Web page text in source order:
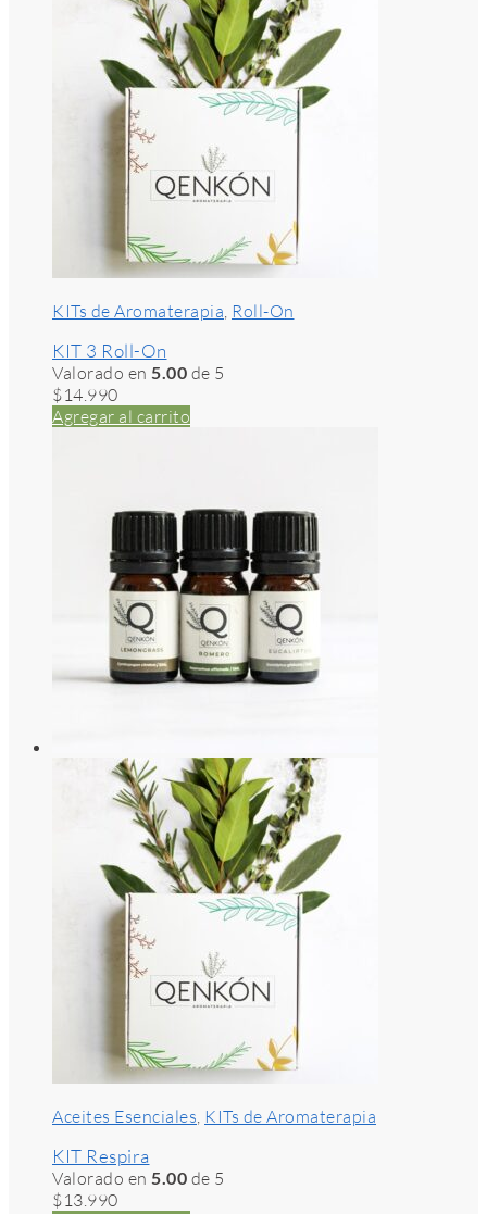
KITs de Aromaterapia, Roll-On
KIT 3 Roll-On
Valorado en 5.00 de 5
$14.990
Agregar al carrito
Aceites Esenciales, KITs de Aromaterapia
KIT Respira
Valorado en 5.00 de 5
$13.990